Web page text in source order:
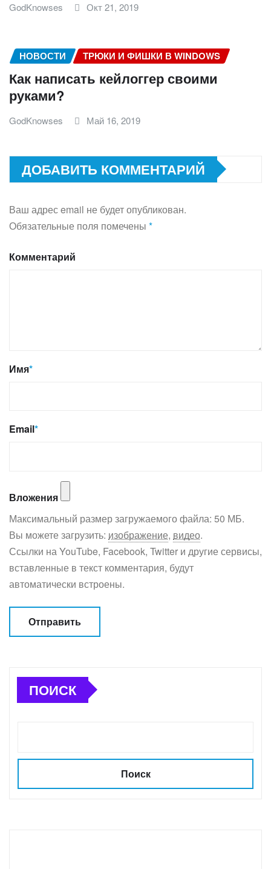
GodKnowses Окт 21, 2019
НОВОСТИ ТРЮКИ И ФИШКИ В WINDOWS
Как написать кейлоггер своими
руками?
GodKnowses Май 16, 2019
ДОБАВИТЬ КОММЕНТАРИЙ
Ваш адрес email не будет опубликован.
Обязательные поля помечены *
Комментарий
Имя*
Email*
Вложения
Максимальный размер загружаемого файла: 50 МБ.
Вы можете загрузить: изображение, видео.
Ссылки на YouTube, Facebook, Twitter и другие сервисы,
вставленные в текст комментария, будут
автоматически встроены.
ПОИСК
Поиск